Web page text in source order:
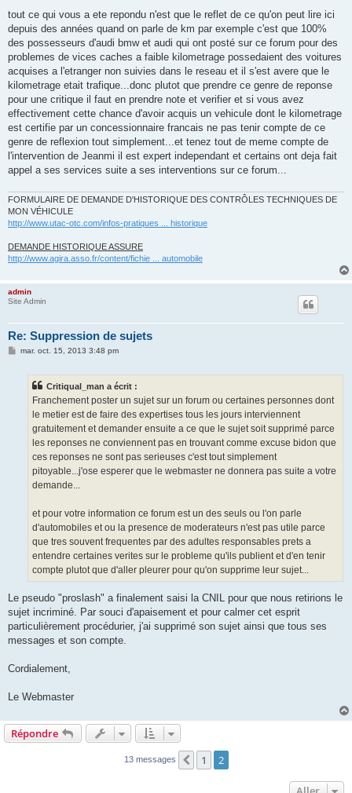
s
a
g
tout ce qui vous a ete repondu n'est que le reflet de ce qu'on peut lire ici
depuis des années quand on parle de km par exemple c'est que 100%
des possesseurs d'audi bmw et audi qui ont posté sur ce forum pour des
problemes de vices caches a faible kilometrage possedaient des voitures
acquises a l'etranger non suivies dans le reseau et il s'est avere que le
kilometrage etait trafique...donc plutot que prendre ce genre de reponse
pour une critique il faut en prendre note et verifier et si vous avez
effectivement cette chance d'avoir acquis un vehicule dont le kilometrage
est certifie par un concessionnaire francais ne pas tenir compte de ce
genre de reflexion tout simplement...et tenez tout de meme compte de
l'intervention de Jeanmi il est expert independant et certains ont deja fait
appel a ses services suite a ses interventions sur ce forum...
FORMULAIRE DE DEMANDE D'HISTORIQUE DES CONTRÔLES TECHNIQUES DE
MON VÉHICULE
http://www.utac-otc.com/infos-pratiques ... historique
DEMANDE HISTORIQUE ASSURE
http://www.agira.asso.fr/content/fichie ... automobile
admin
Site Admin
Re: Suppression de sujets
Mmar. oct. 15, 2013 3:48 pm
Critiqual_man a écrit :
Franchement poster un sujet sur un forum ou certaines personnes dont
le metier est de faire des expertises tous les jours interviennent
gratuitement et demander ensuite a ce que le sujet soit supprimé parce
les reponses ne conviennent pas en trouvant comme excuse bidon que
ces reponses ne sont pas serieuses c'est tout simplement
pitoyable...j'ose esperer que le webmaster ne donnera pas suite a votre
demande...
et pour votre information ce forum est un des seuls ou l'on parle
d'automobiles et ou la presence de moderateurs n'est pas utile parce
que tres souvent frequentes par des adultes responsables prets a
entendre certaines verites sur le probleme qu'ils publient et d'en tenir
compte plutot que d'aller pleurer pour qu'on supprime leur sujet...
Le pseudo "proslash" a finalement saisi la CNIL pour que nous retirions le
sujet incriminé. Par souci d'apaisement et pour calmer cet esprit
particulièrement procédurier, j'ai supprimé son sujet ainsi que tous ses
messages et son compte.
Cordialement,
Le Webmaster
Répondre
13 messages Précédent
1 2